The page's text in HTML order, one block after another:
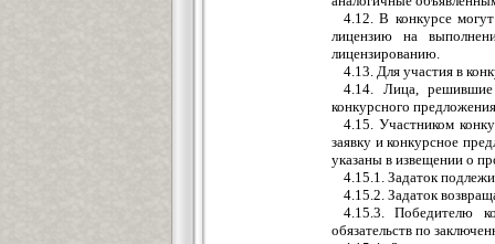
4.12. В конкурсе
лицензию на
лицензированию.
4.13. Для участия в
4.14. Лица, решившие
конкурсного
4.15. Участником
заявку и конкурсное
указаны в извещении о
4.15.1. Задаток
4.15.2. Задаток
4.15.3. Победителю
обязательств по